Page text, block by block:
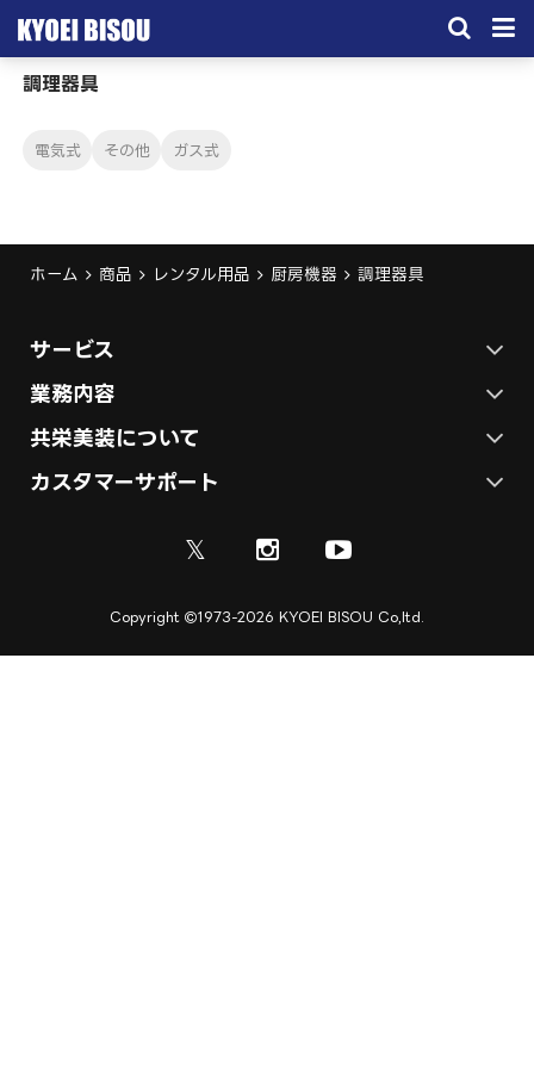
サービス
取引実績
会社概要
調理器具
電気式 その他 ガス式
ホーム 商品 レンタル用品 厨房機器 調理器具
サービス
ステージ施工プラン
テント施工プラン
展示会ブース制作
業務内容
各種イベントの総合サービス
展示会ブース装飾・デザイン
ディスプレイ・サイン制作
共栄美装について
会社概要
カスタマーサポート
ご利用規約
𝕏
Copyright 1973-2026 KYOEI BISOU Co,ltd.